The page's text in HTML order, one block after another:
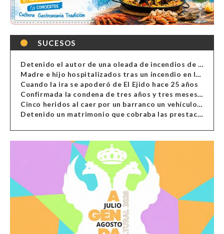
SUCESOS
Detenido el autor de una oleada de incendios de contenedores en Almería
Madre e hijo hospitalizados tras un incendio en la cocina de una vivienda en Almería
Cuando la ira se apoderó de El Ejido hace 25 años
Confirmada la condena de tres años y tres meses al hombre de Antas acusado de xenofobia
Cinco heridos al caer por un barranco un vehículo en Alcolea
Detenido un matrimonio que cobraba las prestaciones de ilegales en Almería, Granada, Málaga, Huelva y Murcia